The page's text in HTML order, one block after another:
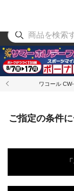
ワコール
ご指定の条件